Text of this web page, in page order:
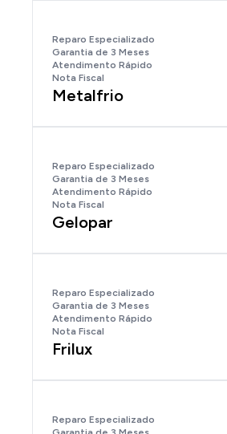
Reparo Especializado
Garantia de 3 Meses
Atendimento Rápido
Nota Fiscal
Metalfrio
Reparo Especializado
Garantia de 3 Meses
Atendimento Rápido
Nota Fiscal
Gelopar
Reparo Especializado
Garantia de 3 Meses
Atendimento Rápido
Nota Fiscal
Frilux
Reparo Especializado